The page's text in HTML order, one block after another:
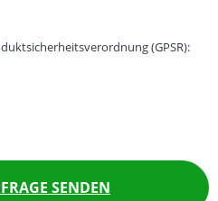
(GPSR):
SENDEN